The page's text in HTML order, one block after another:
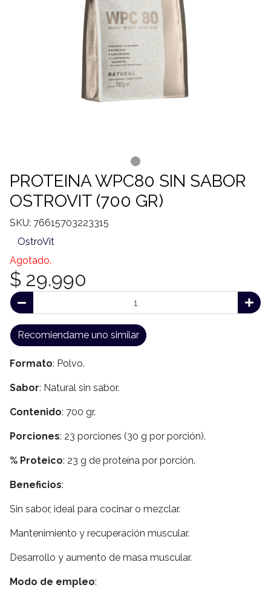
PROTEINA WPC80 SIN SABOR
OSTROVIT (700 GR)
SKU: 76615703223315
OstroVit
Agotado.
$ 29.990
Recomiendame uno similar
Formato: Polvo.
Sabor: Natural sin sabor.
Contenido: 700 gr.
Porciones: 23 porciones (30 g por porción).
% Proteico: 23 g de proteína por porción.
Beneficios:
Sin sabor, ideal para cocinar o mezclar.
Mantenimiento y recuperación muscular.
Desarrollo y aumento de masa muscular.
Modo de empleo: